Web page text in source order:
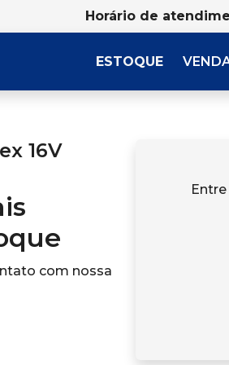
Horário de
ESTOQUE
16V
com nossa